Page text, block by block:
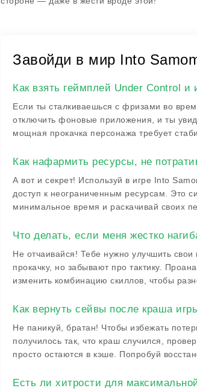
Завойди в мир Into
Как взять геймплей Under Control и
Если ты сталкиваешься с фризами во
отключить фоновые приложения, и ты
мощная прокачка персонажа требует
Как нафармить ресурсы, не
А вот и секрет! Используй в игре Into
доступ к неограниченным ресурсам. Это
минимальное время и раскачивай своих
Что делать, если меня жестко
Не отчаивайся! Тебе нужно улучшить свои
прокачку, но забывают про тактику.
изменить комбинацию скиллов, чтобы
Как вернуть сейвы после краша
Не паникуй, братан! Чтобы избежать
получилось так, что краш случился,
просто остаются в кэше. Попробуй
Есть ли хитрости для